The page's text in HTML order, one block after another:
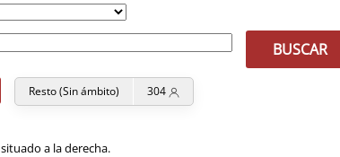
BUSCAR
Resto (Sin ámbito) 304
a la derecha.